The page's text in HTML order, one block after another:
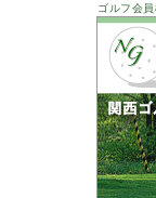
ゴルフ会